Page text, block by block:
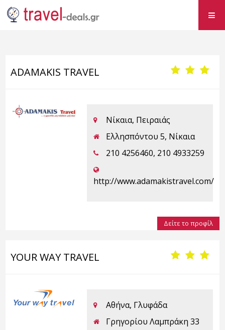
ADAMAKIS TRAVEL
Νίκαια, Πειραιάς
Ελλησπόντου 5, Νίκαια
210 4256460, 210 4933259
http://www.adamakistravel.com/
Δείτε το προφίλ
YOUR WAY TRAVEL
Αθήνα, Γλυφάδα
Γρηγορίου Λαμπράκη 33